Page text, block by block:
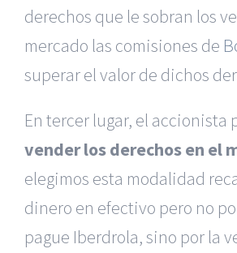
derechos que le sobran los
mercado las comisiones de
superar el valor de dichos
En tercer lugar, el accionista
vender los derechos en el
elegimos esta modalidad
dinero en efectivo pero no
pague Iberdrola, sino por la